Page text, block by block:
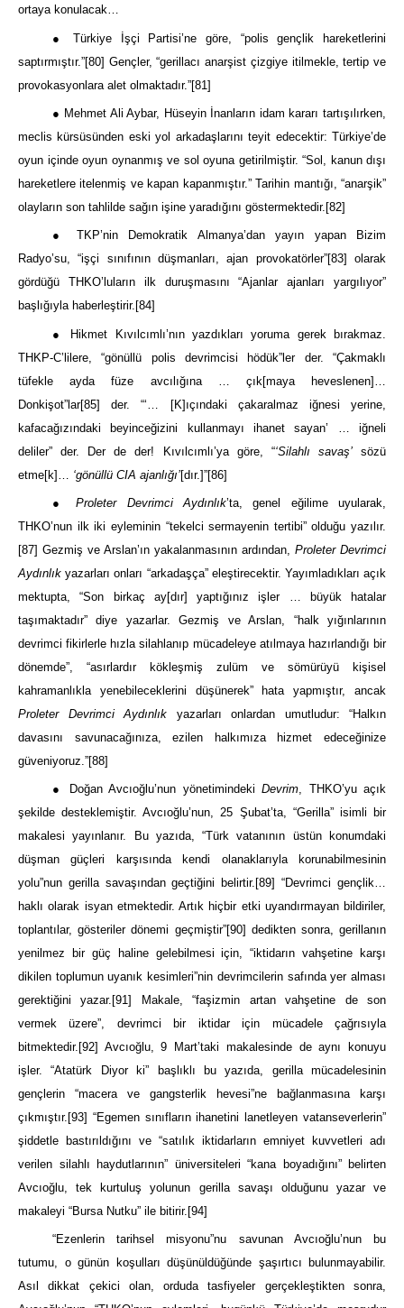
ortaya konulacak…
● Türkiye İşçi Partisi’ne göre, “polis gençlik hareketlerini
saptırmıştır.”[80] Gençler, “gerillacı anarşist çizgiye itilmekle, tertip ve
provokasyonlara alet olmaktadır.”[81]
● Mehmet Ali Aybar, Hüseyin İnanların idam kararı tartışılırken,
meclis kürsüsünden eski yol arkadaşlarını teyit edecektir: Türkiye’de
oyun içinde oyun oynanmış ve sol oyuna getirilmiştir. “Sol, kanun dışı
hareketlere itelenmiş ve kapan kapanmıştır.” Tarihin mantığı, “anarşik”
olayların son tahlilde sağın işine yaradığını göstermektedir. [82]
● TKP’nin Demokratik Almanya’dan yayın yapan Bizim
Radyo’su, “işçi sınıfının düşmanları, ajan provokatörler”[83]
olarak
gördüğü THKO’luların ilk duruşmasını “Ajanlar ajanları yargılıyor”
başlığıyla haberleştirir. [84]
● Hikmet Kıvılcımlı’nın yazdıkları yoruma gerek bırakmaz.
THKP-C’lilere, “gönüllü polis devrimcisi hödük”ler der. “Çakmaklı
tüfekle ayda füze avcılığına … çık[maya heveslenen]…
Donkişot”lar[85] der. “‘… [K]ıçındaki çakaralmaz iğnesi yerine,
kafacağızındaki beyinceğizini kullanmayı ihanet sayan’ … iğneli
deliler” der. Der de der! Kıvılcımlı’ya göre, “‘Silahlı savaş’sözü
etme[k]… ‘gönüllü CIA ajanlığı’[dır.]”[86]
● Proleter Devrimci Aydınlık’ta, genel eğilime uyularak,
THKO’nun ilk iki eyleminin “tekelci sermayenin tertibi” olduğu yazılır.
[87] Gezmiş ve Arslan’ın yakalanmasının ardından, Proleter Devrimci
Aydınlık yazarları onları “arkadaşça” eleştirecektir. Yayımladıkları açık
mektupta, “Son birkaç ay[dır] yaptığınız işler … büyük hatalar
taşımaktadır” diye yazarlar. Gezmiş ve Arslan, “halk yığınlarının
devrimci fikirlerle hızla silahlanıp mücadeleye atılmaya hazırlandığı bir
dönemde”, “asırlardır kökleşmiş zulüm ve sömürüyü kişisel
kahramanlıkla yenebileceklerini düşünerek” hata yapmıştır, ancak
Proleter Devrimci Aydınlık yazarları onlardan umutludur: “Halkın
davasını savunacağınıza, ezilen halkımıza hizmet edeceğinize
güveniyoruz.”[88]
● Doğan Avcıoğlu’nun yönetimindekiDevrim, THKO’yu açık
şekilde desteklemiştir. Avcıoğlu’nun, 25 Şubat’ta, “Gerilla” isimli bir
makalesi yayınlanır. Bu yazıda, “Türk vatanının üstün konumdaki
düşman güçleri karşısında kendi olanaklarıyla korunabilmesinin
yolu”nun gerilla savaşından geçtiğini belirtir. [89] “Devrimci gençlik…
haklı olarak isyan etmektedir. Artık hiçbir etki uyandırmayan bildiriler,
toplantılar, gösteriler dönemi geçmiştir”[90] dedikten sonra, gerillanın
yenilmez bir güç haline gelebilmesi için, “iktidarın vahşetine karşı
dikilen toplumun uyanık kesimleri”nin devrimcilerin safında yer alması
gerektiğini yazar. [91]
Makale, “faşizmin artan vahşetine de son
vermek üzere”, devrimci bir iktidar için mücadele çağrısıyla
bitmektedir. [92] Avcıoğlu, 9 Mart’taki makalesinde de aynı konuyu
işler. “Atatürk Diyor ki” başlıklı bu yazıda, gerilla mücadelesinin
gençlerin “macera ve gangsterlik hevesi”ne bağlanmasına karşı
çıkmıştır. [93] “Egemen sınıfların ihanetini lanetleyen vatanseverlerin”
şiddetle bastırıldığını ve “satılık iktidarların emniyet kuvvetleri adı
verilen silahlı haydutlarının” üniversiteleri “kana boyadığını” belirten
Avcıoğlu, tek kurtuluş yolunun gerilla savaşı olduğunu yazar ve
makaleyi “Bursa Nutku” ile bitirir. [94]
“Ezenlerin tarihsel misyonu”nu savunan Avcıoğlu’nun bu
tutumu, o günün koşulları düşünüldüğünde şaşırtıcı bulunmayabilir.
Asıl dikkat çekici olan, orduda tasfiyeler gerçekleştikten sonra,